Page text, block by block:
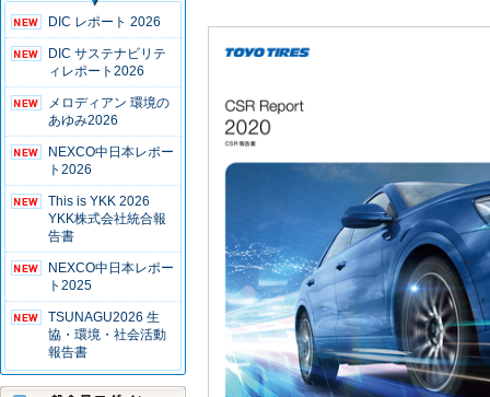
DIC レポート 2026
DIC サステナビリテ
ィレポート2026
メロディアン 環境の
あゆみ2026
NEXCO中日本レポー
ト2026
This is YKK 2026
YKK株式会社統合報
告書
NEXCO中日本レポー
ト2025
TSUNAGU2026 生
協・環境・社会活動
報告書